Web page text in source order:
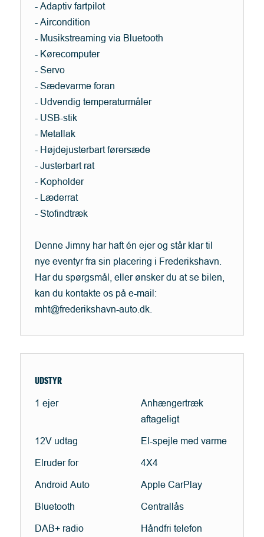
- Adaptiv fartpilot
- Aircondition
- Musikstreaming via Bluetooth
- Kørecomputer
- Servo
- Sædevarme foran
- Udvendig temperaturmåler
- USB-stik
- Metallak
- Højdejusterbart førersæde
- Justerbart rat
- Kopholder
- Læderrat
- Stofindtræk
Denne Jimny har haft én ejer og står klar til
nye eventyr fra sin placering i Frederikshavn.
Har du spørgsmål, eller ønsker du at se bilen,
kan du kontakte os på e-mail:
mht@frederikshavn-auto.dk.
UDSTYR
1 ejer
Anhængertræk
aftageligt
12V udtag El-spejle med varme
Elruder for 4X4
Android Auto Apple CarPlay
Bluetooth Centrallås
DAB+ radio Håndfri telefon